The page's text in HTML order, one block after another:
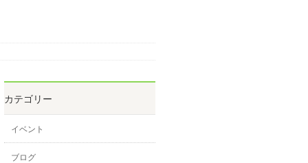
カテゴリー
イベント
ブログ